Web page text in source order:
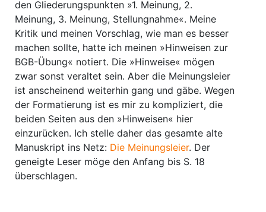
den Gliederungspunkten »1. Meinung, 2.
Meinung, 3. Meinung, Stellungnahme«. Meine
Kritik und meinen Vorschlag, wie man es besser
machen sollte, hatte ich meinen »Hinweisen zur
BGB-Übung« notiert. Die »Hinweise« mögen
zwar sonst veraltet sein. Aber die Meinungsleier
ist anscheinend weiterhin gang und gäbe. Wegen
der Formatierung ist es mir zu kompliziert, die
beiden Seiten aus den »Hinweisen« hier
einzurücken. Ich stelle daher das gesamte alte
Manuskript ins Netz: Die Meinungsleier. Der
geneigte Leser möge den Anfang bis S. 18
überschlagen.